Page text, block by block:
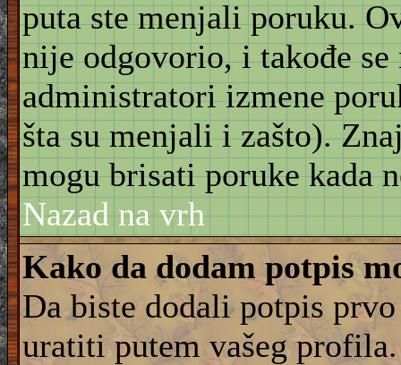
puta ste menjali poruku.
nije odgovorio, i takođe
administratori izmene
šta su menjali i zašto).
mogu brisati poruke kada
Nazad na vrh
Kako da dodam potpis
Da biste dodali potpis
uratiti putem vašeg